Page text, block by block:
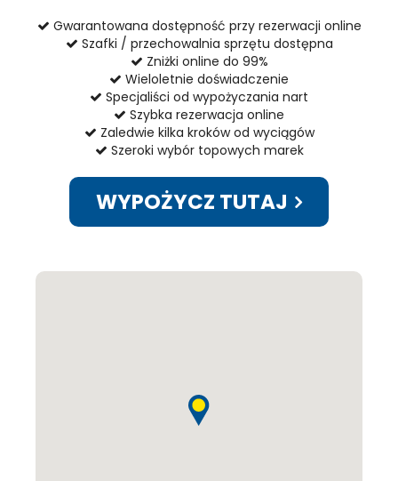
Gwarantowana dostępność przy rezerwacji online
Szafki / przechowalnia sprzętu dostępna
Zniżki online do 99%
Wieloletnie doświadczenie
Specjaliści od wypożyczania nart
Szybka rezerwacja online
Zaledwie kilka kroków od wyciągów
Szeroki wybór topowych marek
WYPOŻYCZ TUTAJ